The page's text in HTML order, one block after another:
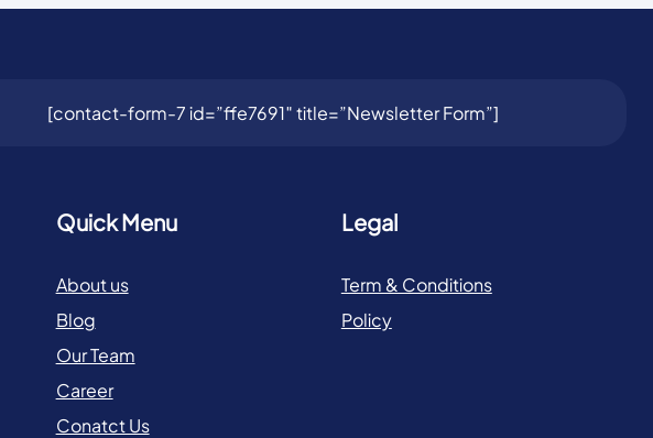
[contact-form-7 id=”ffe7691″ title=”Newsletter Form”]
Quick Menu
About us
Blog
Our Team
Career
Conatct Us
Legal
Term & Conditions
Policy